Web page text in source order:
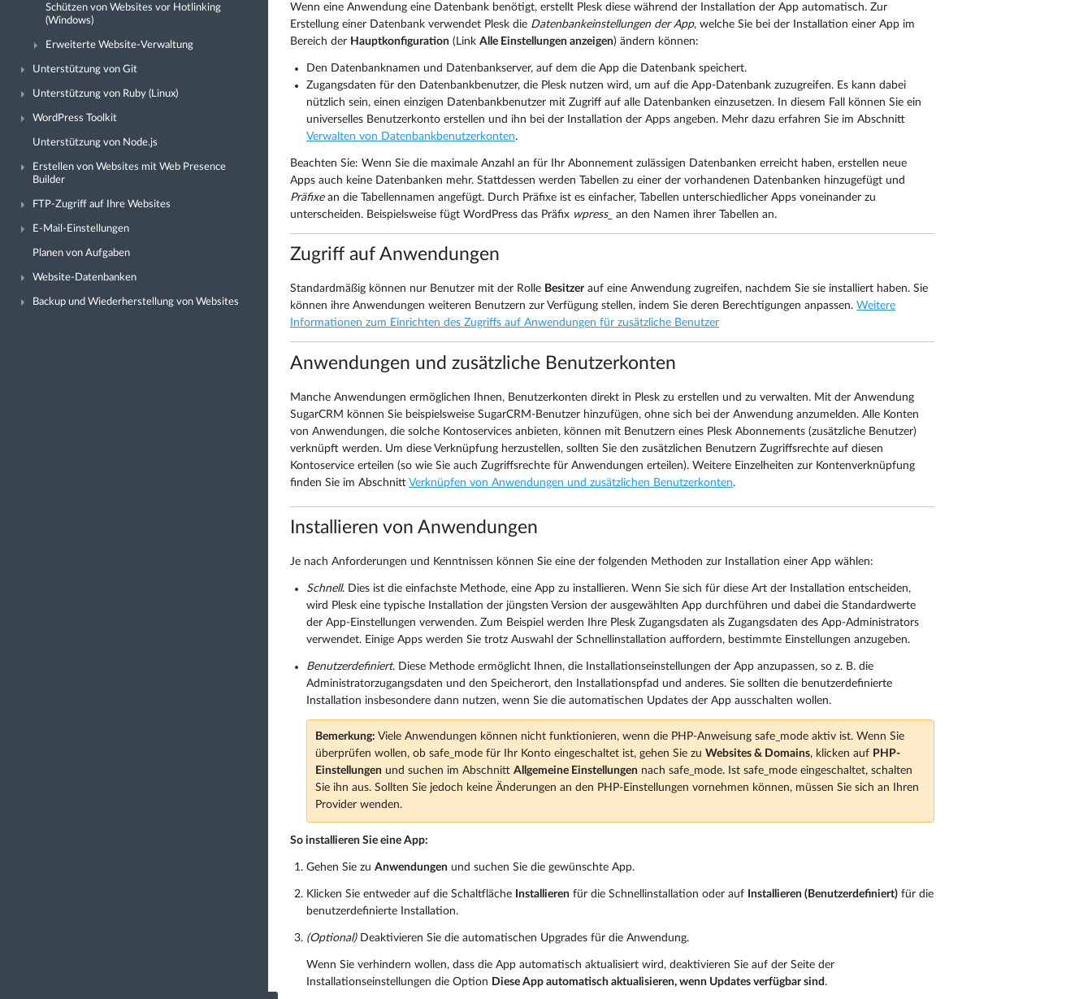
Schützen von Websites vor Hotlinking
(Windows)
Erweiterte Website-Verwaltung
Unterstützung von Git
Unterstützung von Ruby (Linux)
WordPress Toolkit
Unterstützung von Node.js
Erstellen von Websites mit Web Presence
Builder
FTP-Zugriff auf Ihre Websites
E-Mail-Einstellungen
Planen von Aufgaben
Website-Datenbanken
Backup und Wiederherstellung von Websites
Wenn eine Anwendung eine Datenbank benötigt, erstellt Plesk diese während der Installation der App automatisch. Zur
Erstellung einer Datenbank verwendet Plesk die Datenbankeinstellungen der App, welche Sie bei der Installation einer App im
Bereich der Hauptkonfiguration (Link Alle Einstellungen anzeigen) ändern können:
Den Datenbanknamen und Datenbankserver, auf dem die App die Datenbank speichert.
Zugangsdaten für den Datenbankbenutzer, die Plesk nutzen wird, um auf die App-Datenbank zuzugreifen. Es kann dabei
nützlich sein, einen einzigen Datenbankbenutzer mit Zugriff auf alle Datenbanken einzusetzen. In diesem Fall können Sie ein
universelles Benutzerkonto erstellen und ihn bei der Installation der Apps angeben. Mehr dazu erfahren Sie im Abschnitt
Verwalten von Datenbankbenutzerkonten.
Beachten Sie: Wenn Sie die maximale Anzahl an für Ihr Abonnement zulässigen Datenbanken erreicht haben, erstellen neue
Apps auch keine Datenbanken mehr. Stattdessen werden Tabellen zu einer der vorhandenen Datenbanken hinzugefügt und
Präfixean die Tabellennamen angefügt. Durch Präfixe ist es einfacher, Tabellen unterschiedlicher Apps voneinander zu
unterscheiden. Beispielsweise fügt WordPress das Präfix wpress_ an den Namen ihrer Tabellen an.
Zugriff auf Anwendungen
Standardmäßig können nur Benutzer mit der Rolle Besitzerauf eine Anwendung zugreifen, nachdem Sie sie installiert haben. Sie
können ihre Anwendungen weiteren Benutzern zur Verfügung stellen, indem Sie deren Berechtigungen anpassen. Weitere
Informationen zum Einrichten des Zugriffs auf Anwendungen für zusätzliche Benutzer
Anwendungen und zusätzliche Benutzerkonten
Manche Anwendungen ermöglichen Ihnen, Benutzerkonten direkt in Plesk zu erstellen und zu verwalten. Mit der Anwendung
SugarCRM können Sie beispielsweise SugarCRM-Benutzer hinzufügen, ohne sich bei der Anwendung anzumelden. Alle Konten
von Anwendungen, die solche Kontoservices anbieten, können mit Benutzern eines Plesk Abonnements (zusätzliche Benutzer)
verknüpft werden. Um diese Verknüpfung herzustellen, sollten Sie den zusätzlichen Benutzern Zugriffsrechte auf diesen
Kontoservice erteilen (so wie Sie auch Zugriffsrechte für Anwendungen erteilen). Weitere Einzelheiten zur Kontenverknüpfung
finden Sie im Abschnitt Verknüpfen von Anwendungen und zusätzlichen Benutzerkonten.
Installieren von Anwendungen
Je nach Anforderungen und Kenntnissen können Sie eine der folgenden Methoden zur Installation einer App wählen:
Schnell. Dies ist die einfachste Methode, eine App zu installieren. Wenn Sie sich für diese Art der Installation entscheiden,
wird Plesk eine typische Installation der jüngsten Version der ausgewählten App durchführen und dabei die Standardwerte
der App-Einstellungen verwenden. Zum Beispiel werden Ihre Plesk Zugangsdaten als Zugangsdaten des App-Administrators
verwendet. Einige Apps werden Sie trotz Auswahl der Schnellinstallation auffordern, bestimmte Einstellungen anzugeben.
Benutzerdefiniert. Diese Methode ermöglicht Ihnen, die Installationseinstellungen der App anzupassen, so z. B. die
Administratorzugangsdaten und den Speicherort, den Installationspfad und anderes. Sie sollten die benutzerdefinierte
Installation insbesondere dann nutzen, wenn Sie die automatischen Updates der App ausschalten wollen.
Bemerkung: Viele Anwendungen können nicht funktionieren, wenn die PHP-Anweisung safe_mode aktiv ist. Wenn Sie
überprüfen wollen, ob safe_mode für Ihr Konto eingeschaltet ist, gehen Sie zu Websites & Domains, klicken auf PHP-
Einstellungen und suchen im Abschnitt Allgemeine Einstellungen nach safe_mode. Ist safe_mode eingeschaltet, schalten
Sie ihn aus. Sollten Sie jedoch keine Änderungen an den PHP-Einstellungen vornehmen können, müssen Sie sich an Ihren
Provider wenden.
So installieren Sie eine App:
Gehen Sie zu Anwendungen und suchen Sie die gewünschte App.
Klicken Sie entweder auf die Schaltfläche Installieren für die Schnellinstallation oder auf Installieren (Benutzerdefiniert) für die
benutzerdefinierte Installation.
(Optional)Deaktivieren Sie die automatischen Upgrades für die Anwendung.
Wenn Sie verhindern wollen, dass die App automatisch aktualisiert wird, deaktivieren Sie auf der Seite der
Installationseinstellungen die Option Diese App automatisch aktualisieren, wenn Updates verfügbar sind.